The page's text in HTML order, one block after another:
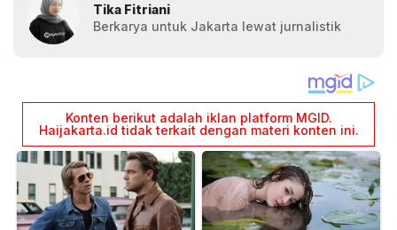
Tika Fitriani
Berkarya untuk Jakarta lewat jurnalistik